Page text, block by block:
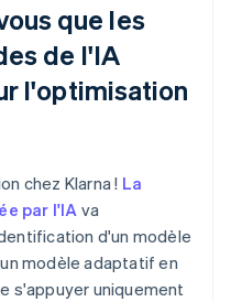
que les
de l'IA
l'optimisation
chez Klarna ! La
par l'IA va
d'un modèle
modèle adaptatif en
s'appuyer uniquement